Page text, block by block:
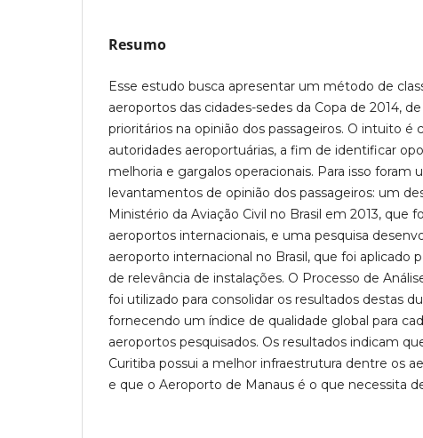
Resumo
Esse estudo busca apresentar um método de
aeroportos das cidades-sedes da Copa de 2014,
prioritários na opinião dos passageiros. O intuito é
autoridades aeroportuárias, a fim de identificar
melhoria e gargalos operacionais. Para isso foram
levantamentos de opinião dos passageiros: um
Ministério da Aviação Civil no Brasil em 2013, que
aeroportos internacionais, e uma pesquisa
aeroporto internacional no Brasil, que foi aplicado
de relevância de instalações. O Processo de
foi utilizado para consolidar os resultados destas
fornecendo um índice de qualidade global para
aeroportos pesquisados. Os resultados indicam
Curitiba possui a melhor infraestrutura dentre os
e que o Aeroporto de Manaus é o que necessita